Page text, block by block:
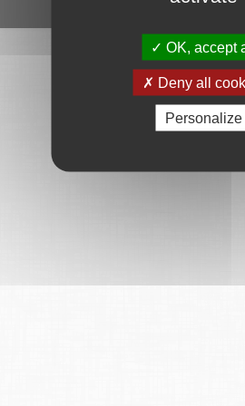
OK, accept
Deny all
Personalize
Ce service est proposé par